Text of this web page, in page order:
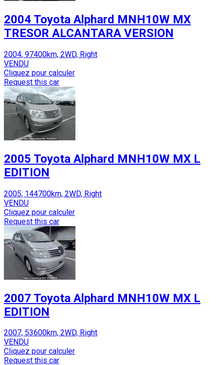
2004 Toyota Alphard MNH10W MX
TRESOR ALCANTARA VERSION
2004, 97400km, 2WD, Right
VENDU
Cliquez pour calculer
Request this car
2005 Toyota Alphard MNH10W MX L
EDITION
2005, 144700km, 2WD, Right
VENDU
Cliquez pour calculer
Request this car
2007 Toyota Alphard MNH10W MX L
EDITION
2007, 53600km, 2WD, Right
VENDU
Cliquez pour calculer
Request this car